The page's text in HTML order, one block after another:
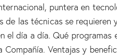
puntera en
las técnicas se requieren
el día a día. Qué programas
Ventajas y